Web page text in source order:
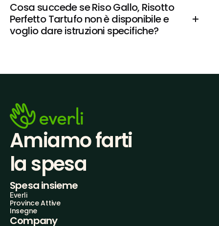
Cosa succede se Riso Gallo, Risotto
Perfetto Tartufo non è disponibile e
voglio dare istruzioni specifiche?
Amiamo farti
la spesa
Spesa insieme
Everli
Province Attive
Insegne
Company